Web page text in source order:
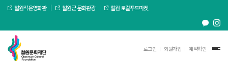
철원작은영화관 철원군 문화관광 철원 로컬푸드마켓
로그인 회원가입 예약확인